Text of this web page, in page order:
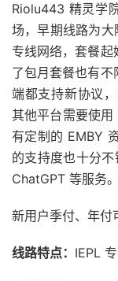
Riolu443 精灵学
场，早期线路为
专线网络，套餐
了包月套餐也有不
端都支持新协议
其他平台需要使
有定制的 EMBY
的支持度也十分
ChatGPT 等服务。
新用户季付、年
线路特点： IEPL